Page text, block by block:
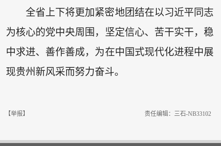
全省上下将更加紧密地团结在以习近平同志
为核心的党中央周围，坚定信心、苦干实干，稳
中求进、善作善成，为在中国式现代化进程中展
现贵州新风采而努力奋斗。
【举报】 责任编辑：三石-NB33102